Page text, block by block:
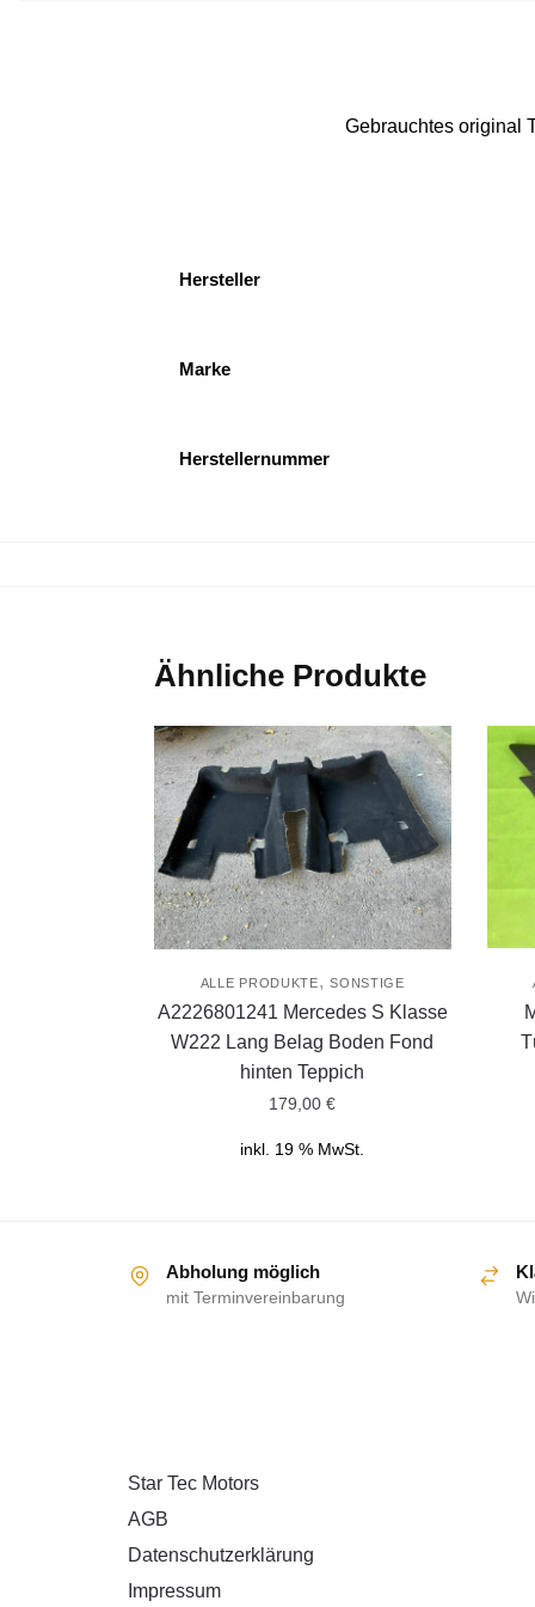
Gebrauchtes original
Hersteller
Marke
Herstellernummer
Ähnliche Produkte
ALLE PRODUKTE,SONSTIGE
A2226801241 Mercedes S Klasse
W222 Lang Belag Boden Fond
hinten Teppich
179,00€
inkl. 19 % MwSt.
Abholung möglich
mit Terminvereinbarung
Star Tec Motors
AGB
Datenschutzerklärung
Impressum